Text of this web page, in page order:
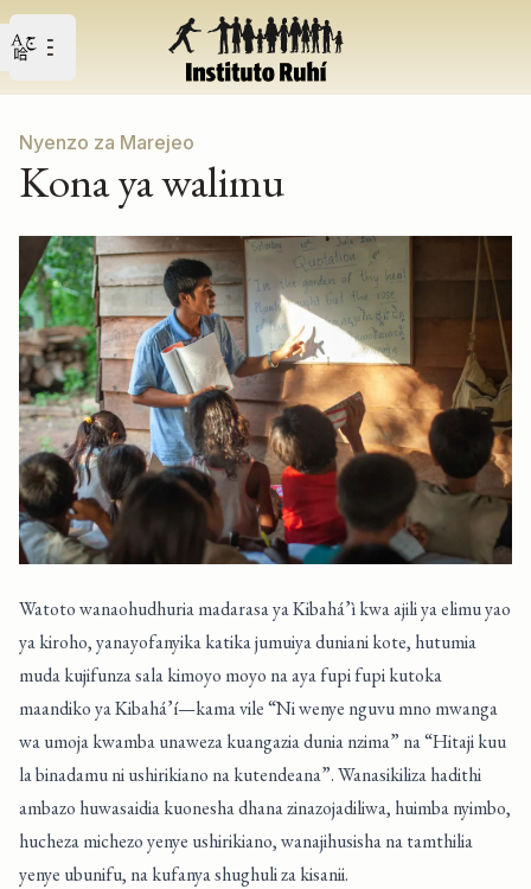
Fungua orodha kuu
Open user menu
Nyenzo za Marejeo
Kona ya walimu
Watoto wanaohudhuria madarasa ya Kibahá’ì kwa ajili ya elimu yao
ya kiroho, yanayofanyika katika jumuiya duniani kote, hutumia
muda kujifunza sala kimoyo moyo na aya fupi fupi kutoka
maandiko ya Kibahá’í—kama vile “Ni wenye nguvu mno mwanga
wa umoja kwamba unaweza kuangazia dunia nzima” na “Hitaji kuu
la binadamu ni ushirikiano na kutendeana”. Wanasikiliza hadithi
ambazo huwasaidia kuonesha dhana zinazojadiliwa, huimba nyimbo,
hucheza michezo yenye ushirikiano, wanajihusisha na tamthilia
yenye ubunifu, na kufanya shughuli za kisanii.